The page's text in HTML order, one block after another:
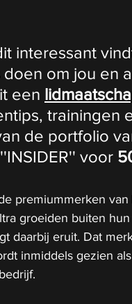
interessant
om jou en
een
trainingen
de portfolio
voor
premiummerken
groeiden buiten
daarbij eruit. Dat
inmiddels gezien